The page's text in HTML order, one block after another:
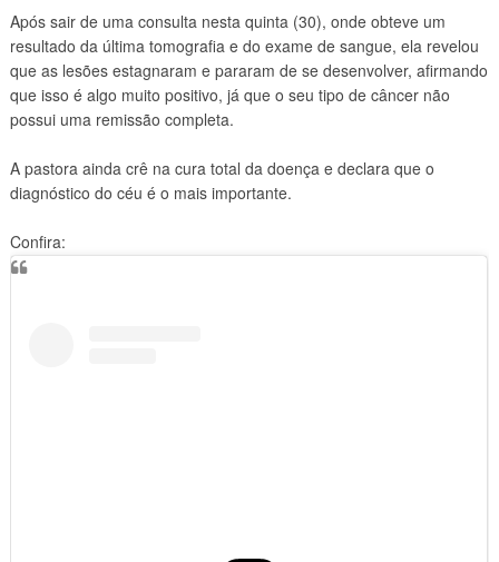
Após sair de uma consulta nesta quinta (30), onde obteve um
resultado da última tomografia e do exame de sangue, ela revelou
que as lesões estagnaram e pararam de se desenvolver, afirmando
que isso é algo muito positivo, já que o seu tipo de câncer não
possui uma remissão completa.
A pastora ainda crê na cura total da doença e declara que o
diagnóstico do céu é o mais importante.
Confira: